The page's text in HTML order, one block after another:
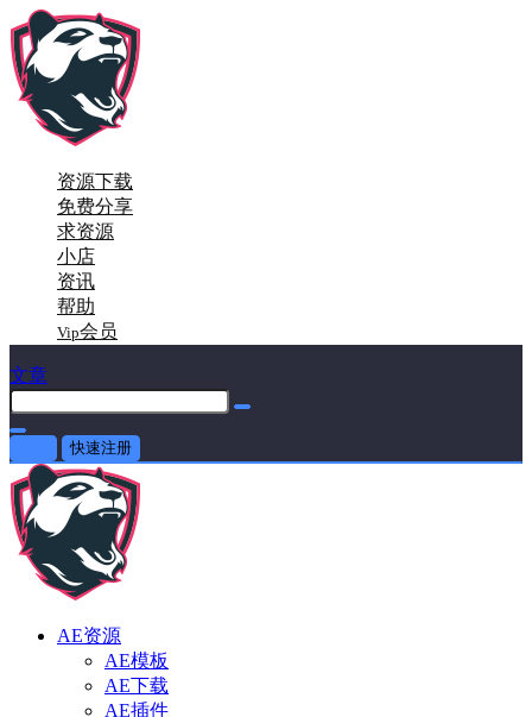
资源下载
免费分享
求资源
小店
资讯
帮助
Vip会员
文章
快速注册
AE资源
AE模板
AE下载
AE插件